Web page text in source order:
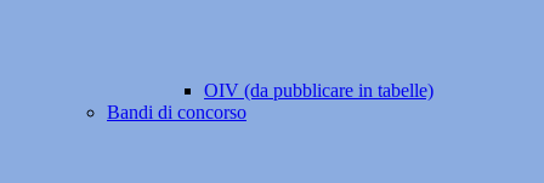
OIV (da pubblicare in tabelle)
Bandi di concorso